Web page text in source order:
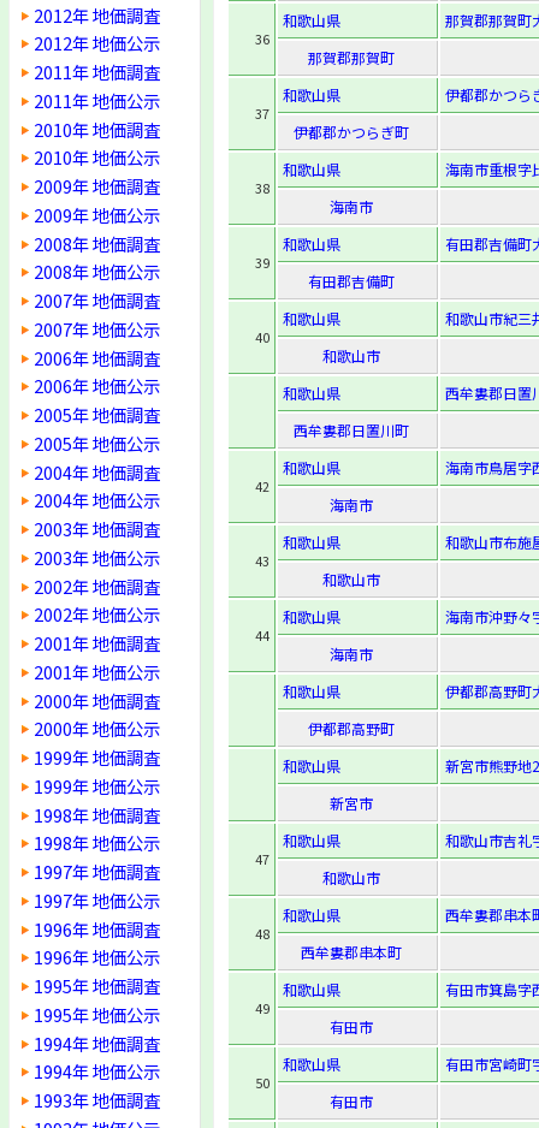
2012年 地価調査
2012年 地価公示
2011年 地価調査
2011年 地価公示
2010年 地価調査
2010年 地価公示
2009年 地価調査
2009年 地価公示
2008年 地価調査
2008年 地価公示
2007年 地価調査
2007年 地価公示
2006年 地価調査
2006年 地価公示
2005年 地価調査
2005年 地価公示
2004年 地価調査
2004年 地価公示
2003年 地価調査
2003年 地価公示
2002年 地価調査
2002年 地価公示
2001年 地価調査
2001年 地価公示
2000年 地価調査
2000年 地価公示
1999年 地価調査
1999年 地価公示
1998年 地価調査
1998年 地価公示
1997年 地価調査
1997年 地価公示
1996年 地価調査
1996年 地価公示
1995年 地価調査
1995年 地価公示
1994年 地価調査
1994年 地価公示
1993年 地価調査
36
和歌山県
那賀郡那賀町
那賀郡那賀町
37
和歌山県
伊都郡かつら
伊都郡かつらぎ町
38
和歌山県
海南市重根字
海南市
39
和歌山県
有田郡吉備町
有田郡吉備町
40
和歌山県
和歌山市紀三
和歌山市
和歌山県
西牟婁郡日置
西牟婁郡日置川町
42
和歌山県
海南市鳥居字
海南市
43
和歌山県
和歌山市布施
和歌山市
44
和歌山県
海南市沖野々
海南市
和歌山県
伊都郡高野町
伊都郡高野町
和歌山県
新宮市熊野地
新宮市
47
和歌山県
和歌山市吉礼
和歌山市
48
和歌山県
西牟婁郡串本
西牟婁郡串本町
49
和歌山県
有田市箕島字
有田市
50
和歌山県
有田市宮崎町
有田市